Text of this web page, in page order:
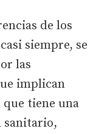
de los
siempre, se
las
implican
que tiene una
sanitario,